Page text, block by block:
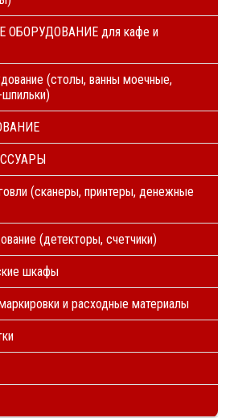
ОБОРУДОВАНИЕ для кафе и
(столы, ванны моечные,
(сканеры, принтеры, денежные
(детекторы, счетчики)
шкафы
и расходные материалы